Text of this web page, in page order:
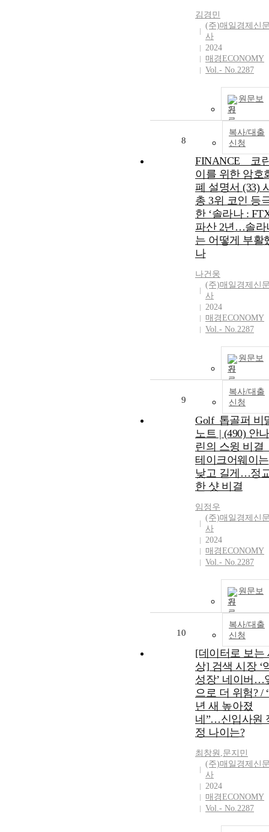
김경민
(주)매일경제신
사
2024
매경ECONOMY
Vol.- No.2287
원문보
기
복사/대출
신청
8
FINANCE _ 코
이를 위한 암호
폐 설명서 (33)
총 3위 코인 등
한 ‘솔라나 :
파산 2년…솔라
는 어떻게 부활
나
나건웅
(주)매일경제신
사
2024
매경ECONOMY
Vol.- No.2287
원문보
기
복사/대출
신청
9
Golf_톱골퍼 비
노트 | (490) 안나
린의 스윙 비결
테이크어웨이는
낮고 길게…정
한 샷 비결
임정우
(주)매일경제신
사
2024
매경ECONOMY
Vol.- No.2287
원문보
기
복사/대출
신청
10
[데이터로 보는
상] 검색 시장 ‘
성장’ 네이버…
으로 더 위험? /
년 새 높아졌
네”…신입사원
정 나이는?
최창원 ,문지민
(주)매일경제신
사
2024
매경ECONOMY
Vol.- No.2287